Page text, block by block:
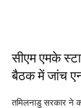
सीएम एमके
बैठक में जांच
तमिलनाडु सरकार ने